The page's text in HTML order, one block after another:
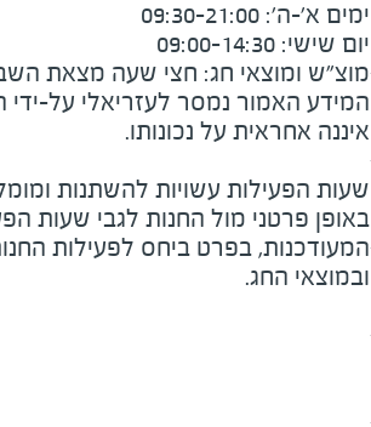
מוצ"ש ומוצאי חג: חצי שעה מצאת השבת/
המידע האמור נמסר לעזריאלי על-ידי
שעות הפעילות עשויות להשתנות
באופן פרטני מול החנות לגבי שעות
המעודכנות, בפרט ביחס לפעילות
ובמוצאי החג.